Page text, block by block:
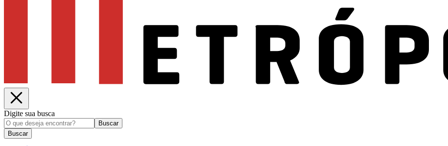
Digite sua busca
Buscar
Buscar